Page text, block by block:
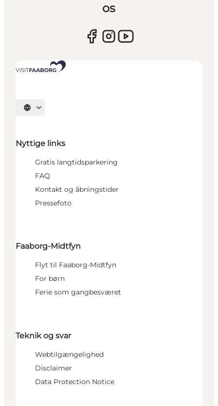
os
Vælg sprog
Nyttige links
Gratis langtidsparkering
FAQ
Kontakt og åbningstider
Pressefoto
Faaborg-Midtfyn
Flyt til Faaborg-Midtfyn
For børn
Ferie som gangbesværet
Teknik og svar
Webtilgængelighed
Disclaimer
Data Protection Notice